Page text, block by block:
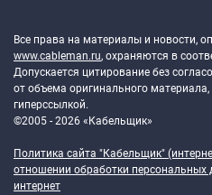
Все права на материалы и новости,
www.cableman.ru, охраняются в
Допускается цитирование без
от объема оригинального
гиперссылкой.
©2005 - 2026 «Кабельщик»
Политика сайта "Кабельщик"
отношении обработки персональных
интернет